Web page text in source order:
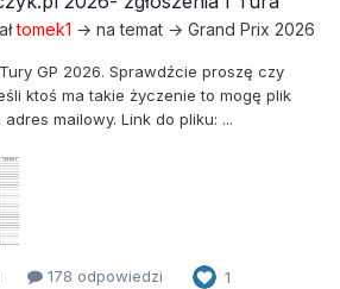
tomek1 → na temat → Grand Prix 2026
GP 2026. Sprawdźcie proszę czy
ktoś ma takie życzenie to mogę plik
adres mailowy. Link do pliku: ...
178 odpowiedzi 1